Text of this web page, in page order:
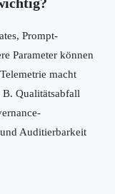
Prompt-
Parameter können
macht
B. Qualitätsabfall
Auditierbarkeit